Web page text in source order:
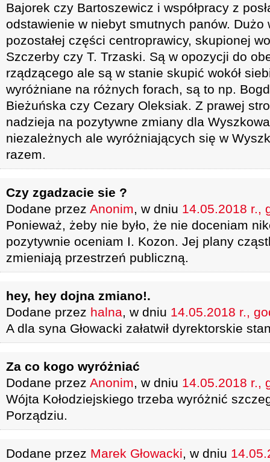
Bajorek czy Bartoszewicz i współpracy z
odstawienie w niebyt smutnych panów. Dużo
pozostałej części centroprawicy, skupionej
Szczerby czy T. Trzaski. Są w opozycji do
rządzącego ale są w stanie skupić wokół
wyróżniane na różnych forach, są to np.
Bieżuńska czy Cezary Oleksiak. Z prawej
nadzieja na pozytywne zmiany dla
niezależnych ale wyróżniających się w
razem.
Czy zgadzacie sie ?
Dodane przez Anonim, w dniu 14.05.2018 r.,
Ponieważ, żeby nie było, że nie doceniam
pozytywnie oceniam I. Kozon. Jej plany
zmieniają przestrzeń publiczną.
hey, hey dojna zmiano!.
Dodane przez halna, w dniu 14.05.2018 r.,
A dla syna Głowacki załatwił dyrektorskie
Za co kogo wyróżniać
Dodane przez Anonim, w dniu 14.05.2018 r.,
Wójta Kołodziejskiego trzeba wyróżnić
Porządziu.
Dodane przez Marek Głowacki, w dniu